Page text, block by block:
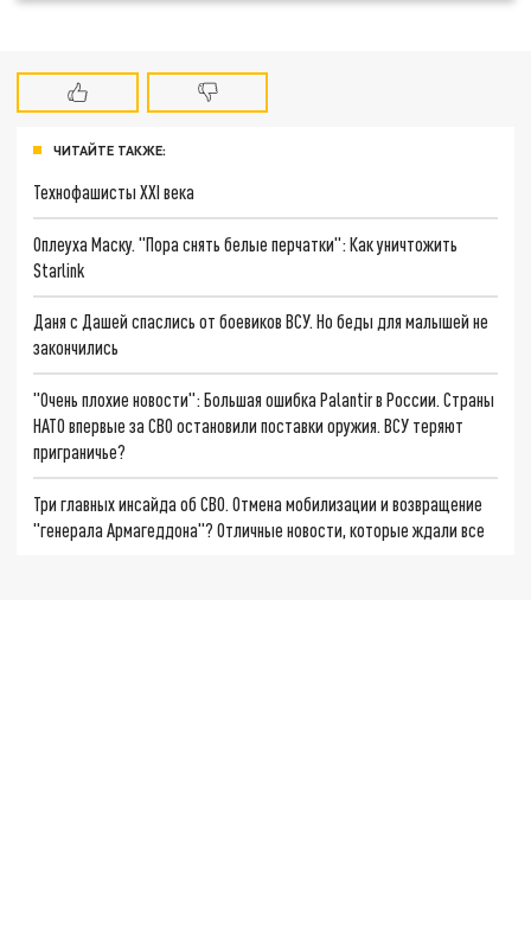
ЧИТАЙТЕ ТАКЖЕ:
Технофашисты XXI века
Оплеуха Маску. "Пора снять белые перчатки": Как уничтожить
Starlink
Даня с Дашей спаслись от боевиков ВСУ. Но беды для малышей не
закончились
"Очень плохие новости": Большая ошибка Palantir в России. Страны
НАТО впервые за СВО остановили поставки оружия. ВСУ теряют
приграничье?
Три главных инсайда об СВО. Отмена мобилизации и возвращение
"генерала Армагеддона"? Отличные новости, которые ждали все